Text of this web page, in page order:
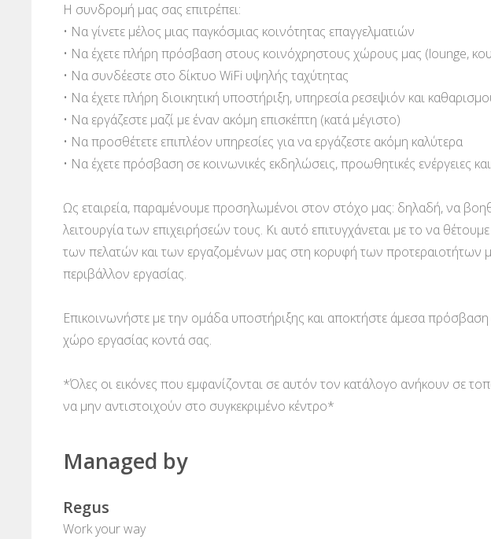
Η συνδρομή μας σας επιτρέπει:
• Να γίνετε μέλος μιας παγκόσμιας κοινότητας επαγγελματιών
• Να έχετε πλήρη πρόσβαση στους κοινόχρηστους χώρους μας (lounge,
• Να συνδέεστε στο δίκτυο WiFi υψηλής ταχύτητας
• Να έχετε πλήρη διοικητική υποστήριξη, υπηρεσία ρεσεψιόν και
• Να εργάζεστε μαζί με έναν ακόμη επισκέπτη (κατά μέγιστο)
• Να προσθέτετε επιπλέον υπηρεσίες για να εργάζεστε ακόμη καλύτερα
• Να έχετε πρόσβαση σε κοινωνικές εκδηλώσεις, προωθητικές ενέργειες
Ως εταιρεία, παραμένουμε προσηλωμένοι στον στόχο μας: δηλαδή, να
λειτουργία των επιχειρήσεών τους. Κι αυτό επιτυγχάνεται με το να
των πελατών και των εργαζομένων μας στη κορυφή των προτεραιοτήτων
περιβάλλον εργασίας.
Επικοινωνήστε με την ομάδα υποστήριξης και αποκτήστε άμεσα πρόσβαση
χώρο εργασίας κοντά σας.
*Όλες οι εικόνες που εμφανίζονται σε αυτόν τον κατάλογο ανήκουν σε
να μην αντιστοιχούν στο συγκεκριμένο κέντρο*
Managed by
Regus
Work your way